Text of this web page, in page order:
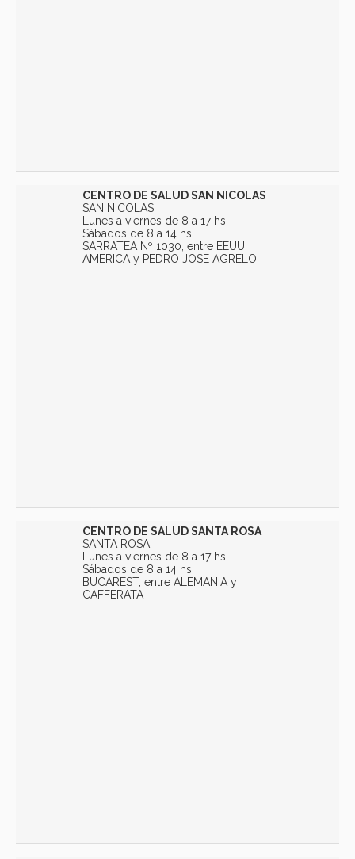
CENTRO DE SALUD SAN NICOLAS
SAN NICOLAS
Lunes a viernes de 8 a 17 hs.
Sábados de 8 a 14 hs.
SARRATEA Nº 1030, entre EEUU
AMERICA y PEDRO JOSE AGRELO
CENTRO DE SALUD SANTA ROSA
SANTA ROSA
Lunes a viernes de 8 a 17 hs.
Sábados de 8 a 14 hs.
BUCAREST, entre ALEMANIA y
CAFFERATA